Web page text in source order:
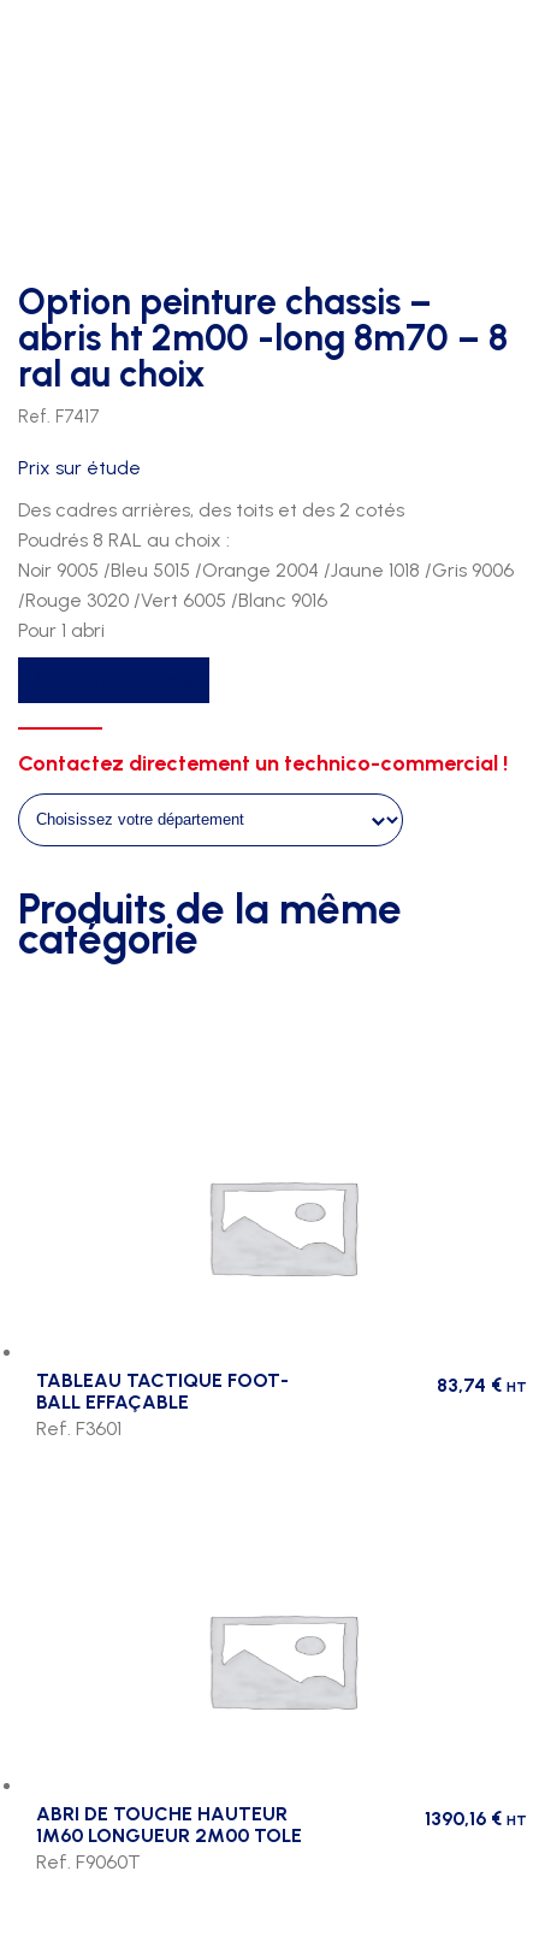
Option peinture chassis –
abris ht 2m00 -long 8m70 – 8
ral au choix
Ref. F7417
Prix sur étude
Des cadres arrières, des toits et des 2 cotés
Poudrés 8 RAL au choix :
Noir 9005 /Bleu 5015 /Orange 2004 /Jaune 1018 /Gris 9006
/Rouge 3020 /Vert 6005 /Blanc 9016
Pour 1 abri
de
Option
peinture
chassis
-
abris
2m00
-
Contactez directement un technico-commercial !
Produits de la même
catégorie
TABLEAU TACTIQUE FOOT-
BALL EFFAÇABLE
83,74 € HT
Ref. F3601
ABRI DE TOUCHE HAUTEUR
1M60 LONGUEUR 2M00 TOLE
1390,16 € HT
Ref. F9060T